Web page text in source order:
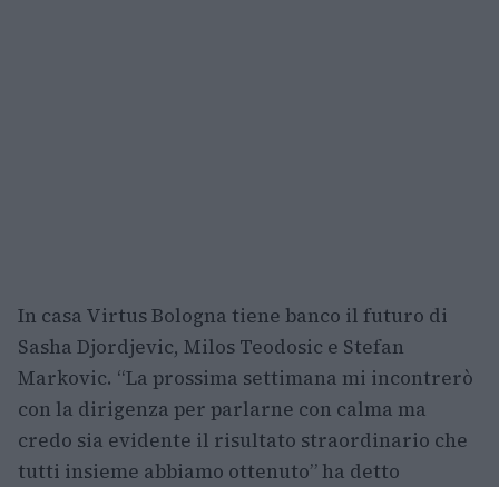
In casa Virtus Bologna tiene banco il futuro di
Sasha Djordjevic, Milos Teodosic e Stefan
Markovic. “La prossima settimana mi incontrerò
con la dirigenza per parlarne con calma ma
credo sia evidente il risultato straordinario che
tutti insieme abbiamo ottenuto” ha detto